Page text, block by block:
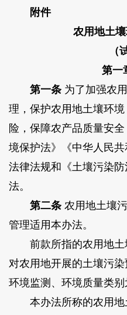
附件
农用地土
（
第一
第一条为了加强农
理，保护农用地土壤环
险，保障农产品质量安
境保护法》《中华人民
法律法规和《土壤污染
法。
第二条农用地土壤
管理适用本办法。
前款所指的农用地土
对农用地开展的土壤污染
环境监测、环境质量类别
本办法所称的农用地